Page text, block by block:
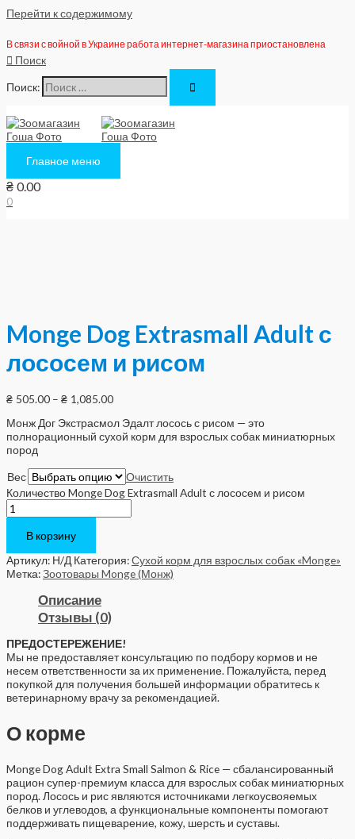
Перейти к содержимому
В связи с войной в Украине работа интернет-магазина приостановлена
Поиск
Поиск:
Главное меню
₴ 0.00
0
Monge Dog Extrasmall Adult с
лососем и рисом
₴ 505.00 – ₴ 1,085.00
Монж Дог Экстрасмол Эдалт лосось с рисом — это
полнорационный сухой корм для взрослых собак миниатюрных
пород
Вес
Очистить
Количество Monge Dog Extrasmall Adult с лососем и рисом
В корзину
Артикул: Н/Д Категория:Сухой корм для взрослых собак «Monge»
Метка:Зоотовары Monge (Монж)
Описание
Отзывы (0)
ПРЕДОСТЕРЕЖЕНИЕ!
Мы не предоставляет консультацию по подбору кормов и не
несем ответственности за их применение. Пожалуйста, перед
покупкой для получения большей информации обратитесь к
ветеринарному врачу за рекомендацией.
О корме
Monge Dog Adult Extra Small Salmon & Rice — сбалансированный
рацион супер-премиум класса для взрослых собак миниатюрных
пород. Лосось и рис являются источниками легкоусвояемых
белков и углеводов, а функциональные компоненты помогают
поддерживать пищеварение, кожу, шерсть и суставы.